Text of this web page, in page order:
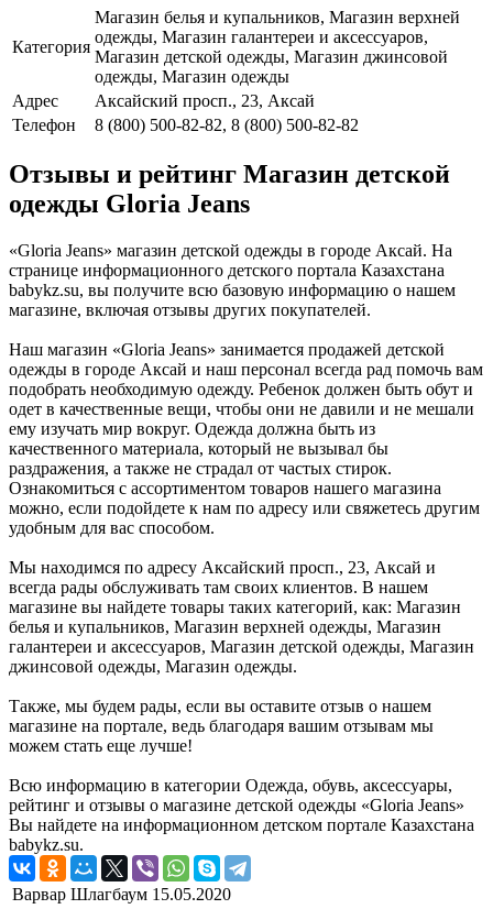
Категория
Магазин белья и купальников, Магазин верхней
одежды, Магазин галантереи и аксессуаров,
Магазин детской одежды, Магазин джинсовой
одежды, Магазин одежды
Адрес
Аксайский просп., 23, Аксай
Телефон
8 (800) 500-82-82, 8 (800) 500-82-82
Отзывы и рейтинг Магазин детской
одежды Gloria Jeans
«Gloria Jeans» магазин детской одежды в городе Аксай. На
странице информационного детского портала Казахстана
babykz.su, вы получите всю базовую информацию о нашем
магазине, включая отзывы других покупателей.
Наш магазин «Gloria Jeans» занимается продажей детской
одежды в городе Аксай и наш персонал всегда рад помочь вам
подобрать необходимую одежду. Ребенок должен быть обут и
одет в качественные вещи, чтобы они не давили и не мешали
ему изучать мир вокруг. Одежда должна быть из
качественного материала, который не вызывал бы
раздражения, а также не страдал от частых стирок.
Ознакомиться с ассортиментом товаров нашего магазина
можно, если подойдете к нам по адресу или свяжетесь другим
удобным для вас способом.
Мы находимся по адресу Аксайский просп., 23, Аксай и
всегда рады обслуживать там своих клиентов. В нашем
магазине вы найдете товары таких категорий, как: Магазин
белья и купальников, Магазин верхней одежды, Магазин
галантереи и аксессуаров, Магазин детской одежды, Магазин
джинсовой одежды, Магазин одежды.
Также, мы будем рады, если вы оставите отзыв о нашем
магазине на портале, ведь благодаря вашим отзывам мы
можем стать еще лучше!
Всю информацию в категории Одежда, обувь, аксессуары,
рейтинг и отзывы о магазине детской одежды «Gloria Jeans»
Вы найдете на информационном детском портале Казахстана
babykz.su.
Варвар Шлагбаум 15.05.2020